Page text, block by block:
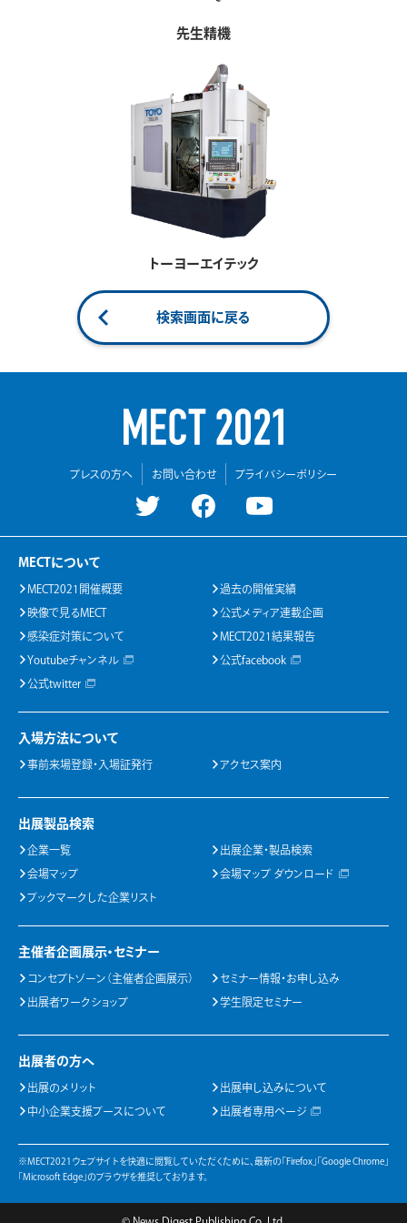
先生精機
トーヨーエイテック
検索画面に戻る
プレスの方へ お問い合わせ プライバシーポリシー
MECTについて
MECT2021開催概要 過去の開催実績
映像で見るMECT 公式メディア連載企画
感染症対策について MECT2021結果報告
Youtubeチャンネル 公式facebook
公式twitter
入場方法について
事前来場登録・入場証発行 アクセス案内
出展製品検索
企業一覧 出展企業・製品検索
会場マップ 会場マップ ダウンロード
ブックマークした企業リスト
主催者企画展示・セミナー
コンセプトゾーン（主催者企画展示） セミナー情報・お申し込み
出展者ワークショップ 学生限定セミナー
出展者の方へ
出展のメリット 出展申し込みについて
中小企業支援ブースについて 出展者専用ページ
※MECT2021ウェブサイトを快適に閲覧していただくために、最新の「Firefox」「Google Chrome」
「Microsoft Edge」のブラウザを推奨しております。